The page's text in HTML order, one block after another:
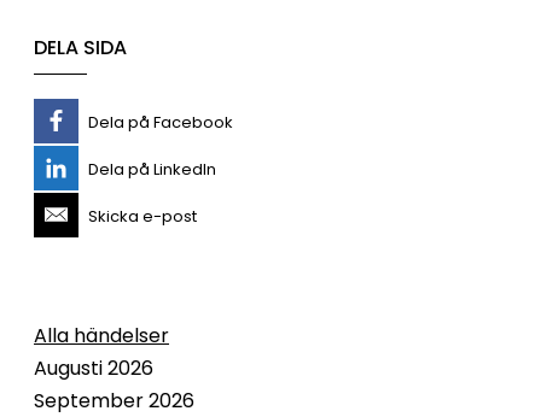
DELA SIDA
Dela på Facebook
Dela på LinkedIn
Skicka e-post
Alla händelser
Augusti 2026
September 2026